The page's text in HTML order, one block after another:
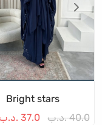
Bright stars
40.0 .د.ب 37.0 .د.ب